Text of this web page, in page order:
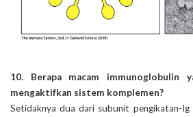
10. Berapa macam immunoglobulin
mengaktifkan sistem komplemen?
Setidaknya dua dari subunit pengikatan-